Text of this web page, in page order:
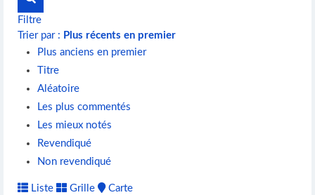
Filtre
Trier par : Plus récents en premier
Plus anciens en premier
Titre
Aléatoire
Les plus commentés
Les mieux notés
Revendiqué
Non revendiqué
Liste Grille
Carte